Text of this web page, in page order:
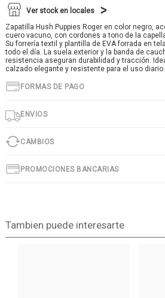
Ver stock en locales
Zapatilla Hush Puppies Roger en color negro,
cuero vacuno, con cordones a tono de la
Su forrería textil y plantilla de EVA forrada en
todo el día. La suela exterior y la banda de
resistencia aseguran durabilidad y tracción.
calzado elegante y resistente para el uso diario.
FORMAS DE PAGO
ENVIOS
CAMBIOS
PROMOCIONES BANCARIAS
Tambien puede interesarte